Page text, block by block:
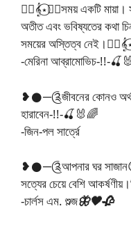
🧚‍♂️𝄞⋆⃝🧚‍♀️সময় একটি
অতীত এবং ভবিষ্যতের কথা
সময়ের অস্তিত্ব
-মেরিনা আব্রামোভিচ-!!-
❥𒊹︎─༊জীবনের কোনও অর্থ
হারাবেন-!!-🍒🐰🌈
-জিন-পল সার্ত্রে
❥𒊹︎─༊আপনার ঘর সাজান😊
সত্যের চেয়ে বেশি
-চার্লস এম. শুল্জ🦋🖤🥀